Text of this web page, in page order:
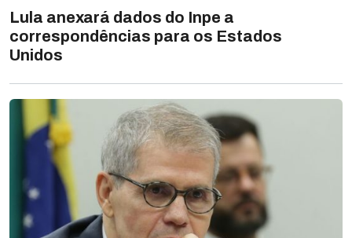
Lula anexará dados do Inpe a
correspondências para os Estados
Unidos